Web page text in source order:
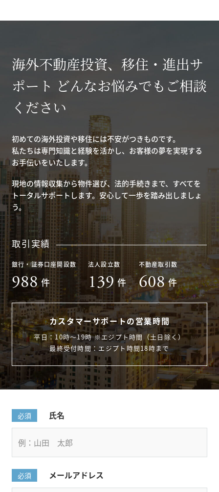
海外不動産投資、移住・進出サ
ポート どんなお悩みでもご相談
ください
初めての海外投資や移住には不安がつきものです。
私たちは専門知識と経験を活かし、お客様の夢を実現する
お手伝いをいたします。
現地の情報収集から物件選び、法的手続きまで、すべてを
トータルサポートします。安心して一歩を踏み出しましょ
う。
取引実績
銀行・証券口座開設数
988 件
法人設立数
139 件
不動産取引数
608 件
カスタマーサポートの営業時間
平日：10時〜19時 ※エジプト時間（土日除く）
最終受付時間：エジプト時間18時まで
必須 氏名
必須 メールアドレス